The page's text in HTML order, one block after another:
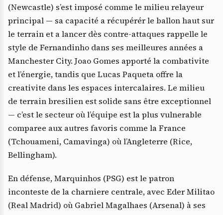
(Newcastle) s’est imposé comme le milieu relayeur
principal — sa capacité a récupérér le ballon haut sur
le terrain et a lancer dès contre-attaques rappelle le
style de Fernandinho dans ses meilleures années a
Manchester City. Joao Gomes apporté la combativite
et l’énergie, tandis que Lucas Paqueta offre la
creativite dans les espaces intercalaires. Le milieu
de terrain bresilien est solide sans être exceptionnel
— c’est le secteur où l’équipe est la plus vulnerable
comparee aux autres favoris comme la France
(Tchouameni, Camavinga) où l’Angleterre (Rice,
Bellingham).
En défense, Marquinhos (PSG) est le patron
inconteste de la charniere centrale, avec Eder Militao
(Real Madrid) où Gabriel Magalhaes (Arsenal) à ses